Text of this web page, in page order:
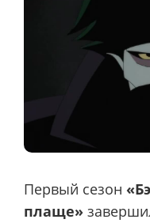
Первый сезон
плаще»